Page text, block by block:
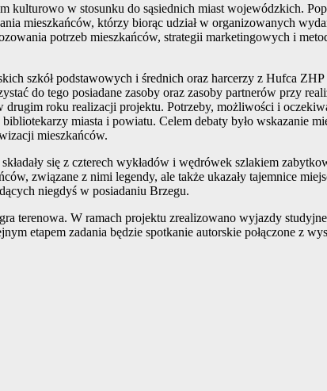
kulturowo w stosunku do sąsiednich miast wojewódzkich.
mieszkańców, którzy biorąc udział w organizowanych
potrzeb mieszkańców, strategii marketingowych i
szkół podstawowych i średnich oraz harcerzy z Hufca
do tego posiadane zasoby oraz zasoby partnerów przy
roku realizacji projektu. Potrzeby, możliwości i
miasta i powiatu. Celem debaty było
mieszkańców.
się z czterech wykładów i wędrówek szlakiem
związane z nimi legendy, ale także ukazały tajemnice
niegdyś w posiadaniu Brzegu.
terenowa. W ramach projektu zrealizowano wyjazdy
etapem zadania będzie spotkanie autorskie połączone z